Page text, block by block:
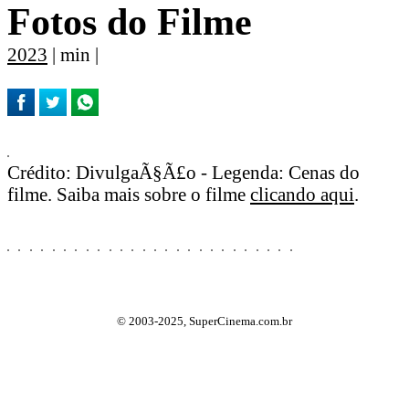
Fotos do Filme
2023 | min |
Crédito: DivulgaÃ§Ã£o - Legenda: Cenas do
filme. Saiba mais sobre o filme clicando aqui.
© 2003-2025, SuperCinema.com.br